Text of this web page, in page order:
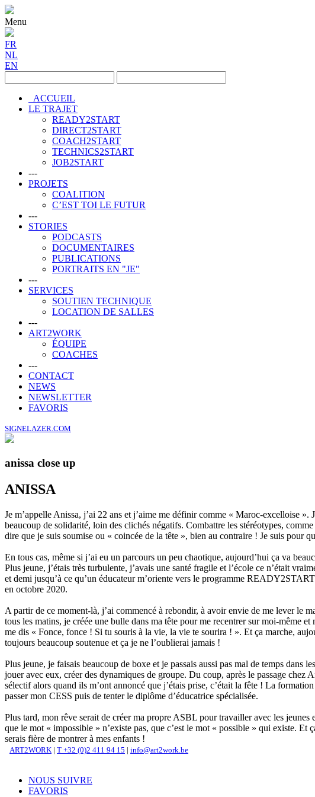
Menu
FR
NL
EN
ACCUEIL
LE TRAJET
READY2START
DIRECT2START
COACH2START
TECHNICS2START
JOB2START
---
PROJETS
COALITION
C’EST TOI LE FUTUR
---
STORIES
PODCASTS
DOCUMENTAIRES
PUBLICATIONS
PORTRAITS EN "JE"
---
SERVICES
SOUTIEN TECHNIQUE
LOCATION DE SALLES
---
ART2WORK
ÉQUIPE
COACHES
---
CONTACT
NEWS
NEWSLETTER
FAVORIS
SIGNELAZER.COM
anissa close up
ANISSA
Je m’appelle Anissa, j’ai 22 ans et j’aime me définir comme « Maroc-excelloise
beaucoup de solidarité, loin des clichés négatifs. Combattre les stéréotypes,
dire que je suis soumise ou « coincée de la tête », bien au contraire ! Je suis pour
En tous cas, même si j’ai eu un parcours un peu chaotique, aujourd’hui ça va
Plus jeune, j’étais très turbulente, j’avais une santé fragile et l’école ce n’était
et demi jusqu’à ce qu’un éducateur m’oriente vers le programme
en octobre 2020.
A partir de ce moment-là, j’ai commencé à rebondir, à avoir envie de me lever le
tous les matins, je créée une bulle dans ma tête pour me recentrer sur moi-même
me dis « Fonce, fonce ! Si tu souris à la vie, la vie te sourira ! ». Et ça marche,
toujours beaucoup soutenue et ça je ne l’oublierai jamais !
Plus jeune, je faisais beaucoup de boxe et je passais aussi pas mal de temps dans
jouer avec eux, créer des dynamiques de groupe. Du coup, après le passage
sélectif alors quand ils m’ont annoncé que j’étais prise, c’était la fête ! La
passer mon CESS puis de tenter le diplôme d’éducatrice spécialisée.
Plus tard, mon rêve serait de créer ma propre ASBL pour travailler avec les
que le mot « impossible » n’existe pas, que c’est le mot « possible » qui existe.
serais fière de montrer à mes enfants !
ART2WORK | T +32 (0)2 411 94 15 | info@art2work.be
NOUS SUIVRE
FAVORIS